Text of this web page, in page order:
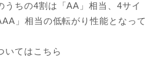
うちの4割は「AA」相当、4サイ
」相当の低転がり性能となって
いてはこちら